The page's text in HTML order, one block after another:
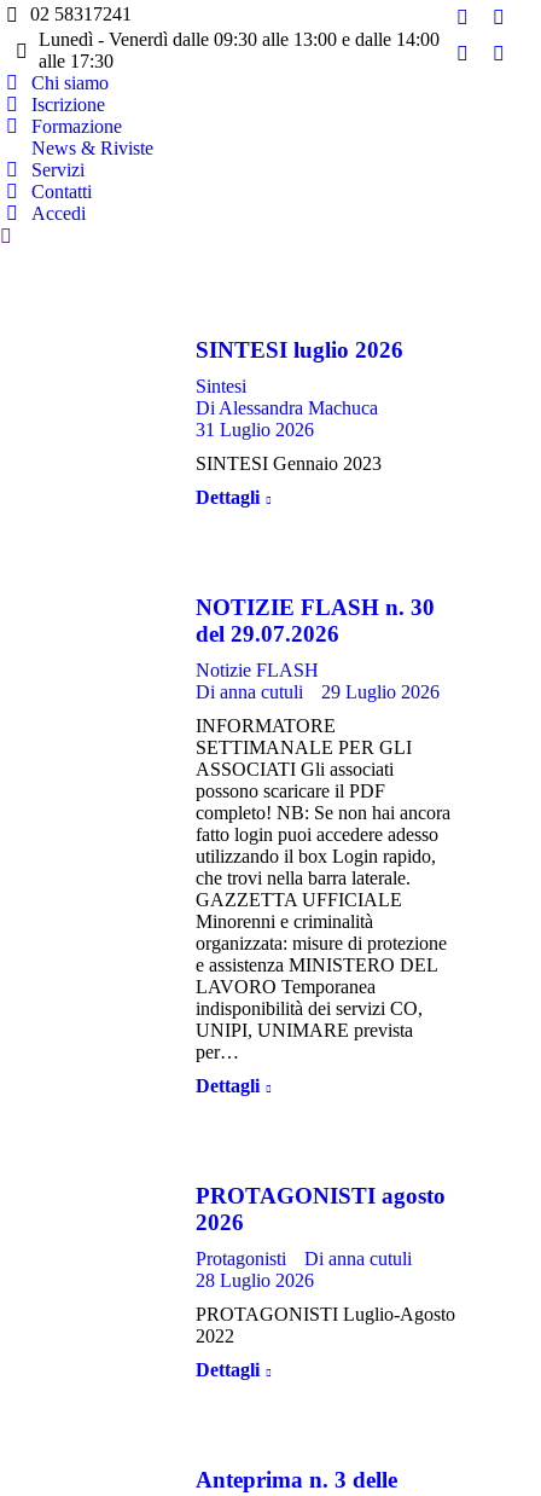
02 58317241
Lunedì - Venerdì dalle 09:30 alle 13:00 e dalle 14:00
alle 17:30
Facebook
pagepage
YouTube
Chi siamo
Iscrizione
Formazione
News & Riviste
Servizi
Contatti
Accedi
Cerca:
SINTESI luglio 2026
Sintesi
Di Alessandra Machuca
31 Luglio 2026
SINTESI Gennaio 2023
Dettagli
NOTIZIE FLASH n. 30
del 29.07.2026
Notizie FLASH
Di anna cutuli
29 Luglio 2026
INFORMATORE
SETTIMANALE PER GLI
ASSOCIATI Gli associati
possono scaricare il PDF
completo! NB: Se non hai ancora
fatto login puoi accedere adesso
utilizzando il box Login rapido,
che trovi nella barra laterale.
GAZZETTA UFFICIALE
Minorenni e criminalità
organizzata: misure di protezione
e assistenza MINISTERO DEL
LAVORO Temporanea
indisponibilità dei servizi CO,
UNIPI, UNIMARE prevista
per…
Dettagli
PROTAGONISTI agosto
2026
Protagonisti Di anna cutuli
28 Luglio 2026
PROTAGONISTI Luglio-Agosto
2022
Dettagli
Anteprima n. 3 delle